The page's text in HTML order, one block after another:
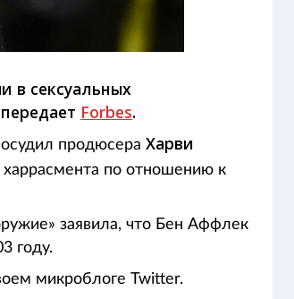
в сексуальных
Forbes.
продюсера Харви
харрасмента по отношению к
заявила, что Бен Аффлек
году.
микроблоге Twitter.